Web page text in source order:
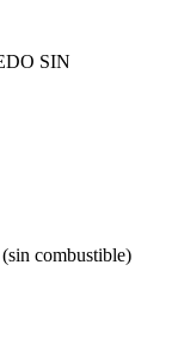
SIN
combustible)